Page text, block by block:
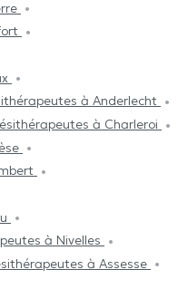
à Anderlecht
à Charleroi
à Nivelles
à Assesse